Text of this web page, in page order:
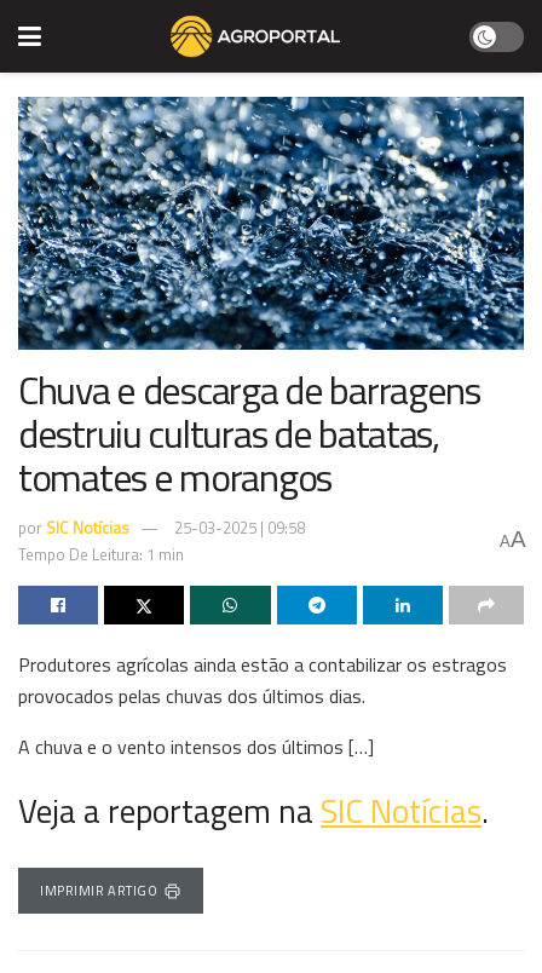
Chuva e descarga de barragens
destruiu culturas de batatas,
tomates e morangos
por SIC Notícias
25-03-2025 | 09:58
Tempo De Leitura: 1 min
AA
Produtores agrícolas ainda estão a contabilizar os estragos
provocados pelas chuvas dos últimos dias.
A chuva e o vento intensos dos últimos […]
Veja a reportagem naSIC Notícias.
IMPRIMIR ARTIGO